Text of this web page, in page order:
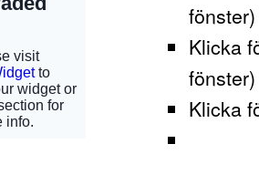
fönster)
Klicka
fönster)
Klicka